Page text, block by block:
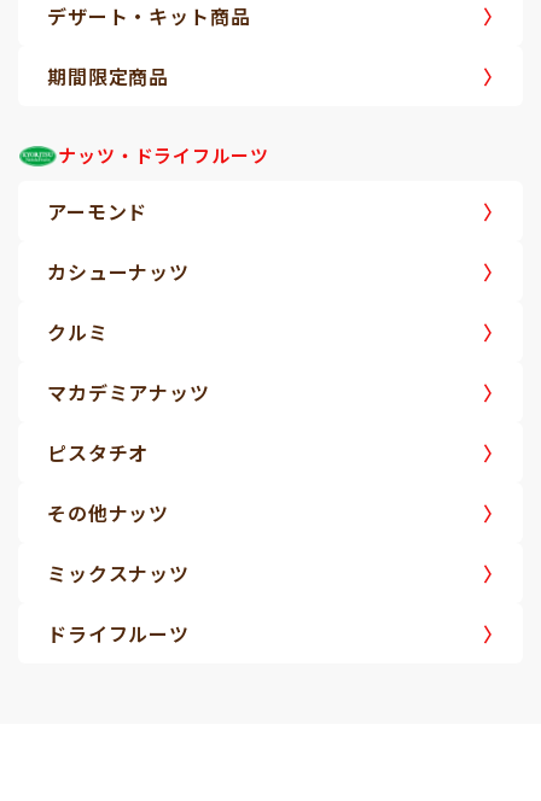
デザート・キット商品
期間限定商品
ナッツ・ドライフルーツ
アーモンド
カシューナッツ
クルミ
マカデミアナッツ
ピスタチオ
その他ナッツ
ミックスナッツ
ドライフルーツ